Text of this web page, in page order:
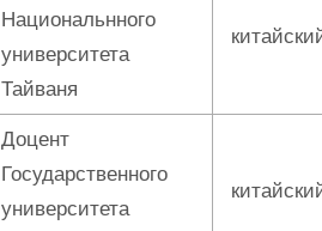
Национальнного
университета
Тайваня
Доцент
Государственного
университета